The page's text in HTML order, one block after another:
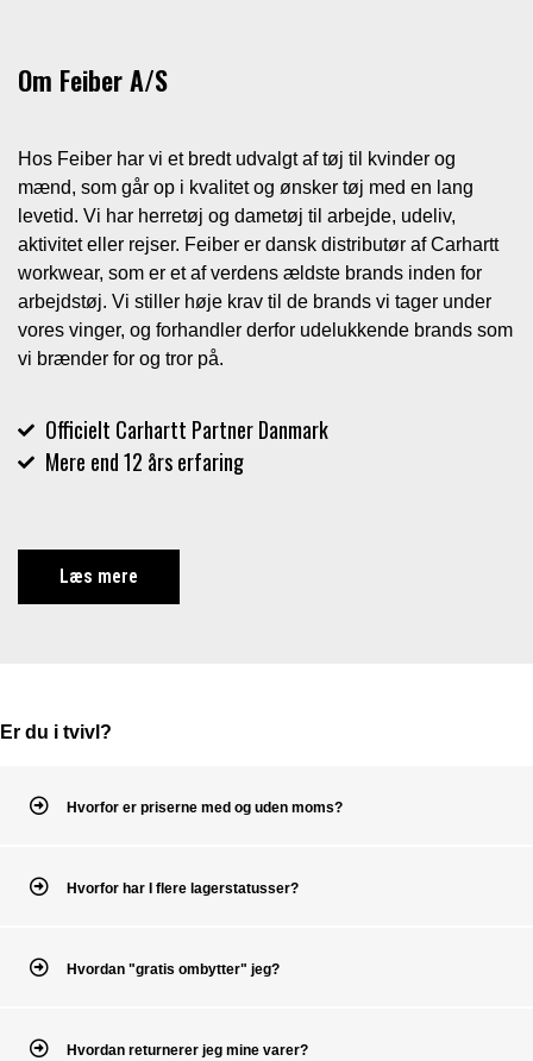
Om Feiber A/S
Hos Feiber har vi et bredt udvalgt af tøj til kvinder og
mænd, som går op i kvalitet og ønsker tøj med en lang
levetid. Vi har herretøj og dametøj til arbejde, udeliv,
aktivitet eller rejser. Feiber er dansk distributør af Carhartt
workwear, som er et af verdens ældste brands inden for
arbejdstøj. Vi stiller høje krav til de brands vi tager under
vores vinger, og forhandler derfor udelukkende brands som
vi brænder for og tror på.
Officielt Carhartt Partner Danmark
Mere end 12 års erfaring
Læs mere
Er du i tvivl?
Hvorfor er priserne med og uden moms?
Hvorfor har I flere lagerstatusser?
Hvordan "gratis ombytter" jeg?
Hvordan returnerer jeg mine varer?